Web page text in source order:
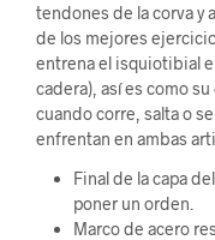
tendones de la corva y
de los mejores
entrena el isquiotibial
cadera), así es como
cuando corre, salta o
enfrentan en ambas
Final de la capa
poner un orden.
Marco de acero